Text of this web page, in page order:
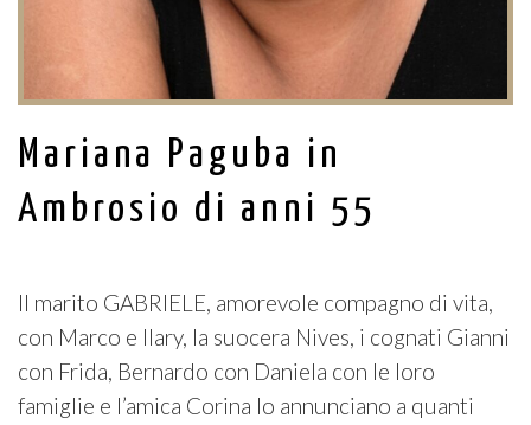
Mariana Paguba in
Ambrosio di anni 55
Il marito GABRIELE, amorevole compagno di vita,
con Marco e Ilary, la suocera Nives, i cognati Gianni
con Frida, Bernardo con Daniela con le loro
famiglie e l’amica Corina lo annunciano a quanti